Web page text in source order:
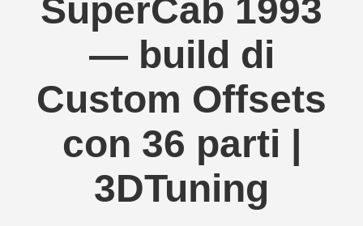
SuperCab 1993
— build di
Custom Offsets
con 36 parti |
3DTuning